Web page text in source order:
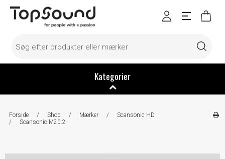
Kategorier
Forside / Shop / Mærker /
Scansonic HD
/
Scansonic M20.2